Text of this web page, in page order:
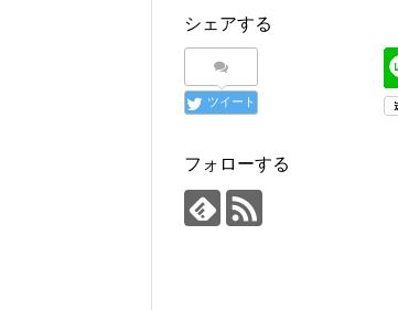
シェアする
ツイート
フォローする